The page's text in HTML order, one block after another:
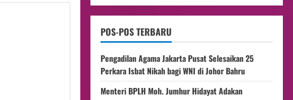
POS-POS TERBARU
Pengadilan Agama Jakarta Pusat Selesaikan 25
Perkara Isbat Nikah bagi WNI di Johor Bahru
Menteri BPLH Moh. Jumhur Hidayat Adakan